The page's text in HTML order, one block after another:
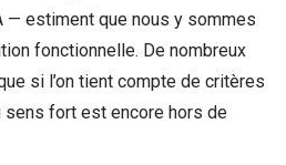
— estiment que nous y sommes
fonctionnelle. De nombreux
si l’on tient compte de critères
sens fort est encore hors de